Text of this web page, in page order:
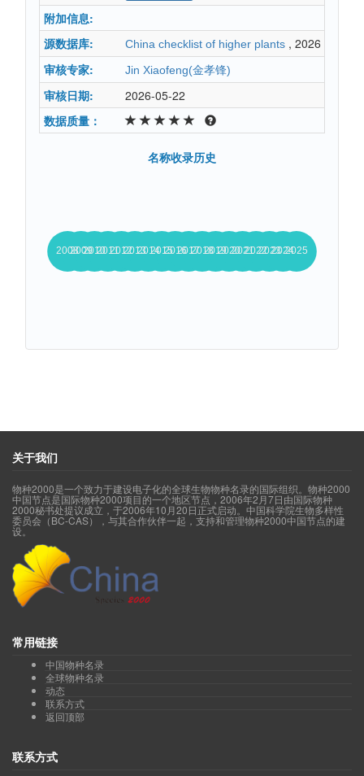
附加信息:
源数据库:
China checklist of higher plants , 2026
审核专家:
Jin Xiaofeng(金孝锋)
审核日期:
2026-05-22
数据质量：
名称收录历史
关于我们
物种2000是一个致力于建设电子化的全球生物物种名录的国际组织。物种2000
中国节点是国际物种2000项目的一个地区节点，2006年2月7日由国际物种
2000秘书处提议成立，于2006年10月20日正式启动。中国科学院生物多样性
委员会（BC-CAS），与其合作伙伴一起，支持和管理物种2000中国节点的建
设。
常用链接
中国物种名录
全球物种名录
动态
联系方式
返回顶部
联系方式